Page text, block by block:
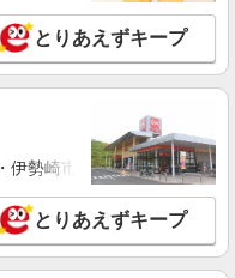
町11-7
（接客・調理・清掃な
とりあえずキープ
伊勢崎市・太田市・館林市
とりあえずキープ